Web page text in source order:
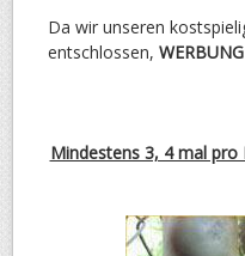
Da wir unseren
entschlossen, WERBUNG
Mindestens 3, 4 mal pro